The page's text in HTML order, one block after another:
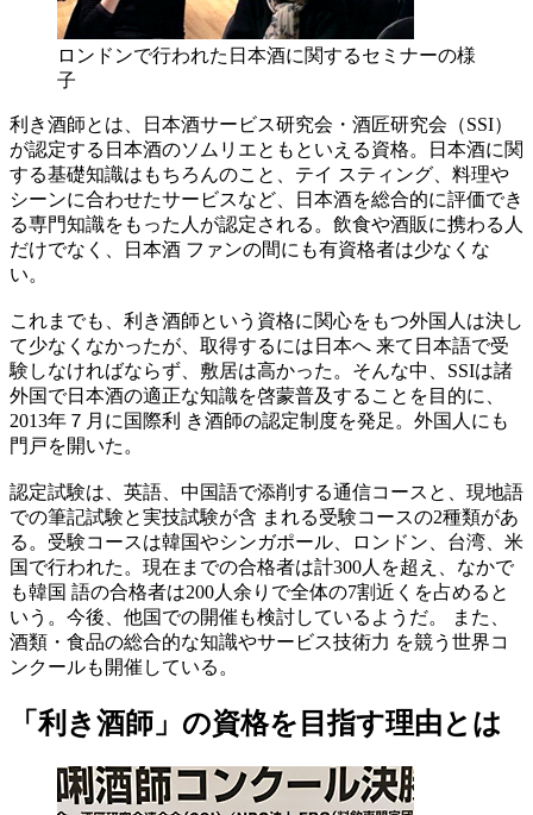
ロンドンで行われた日本酒に関するセミナーの様
子
利き酒師とは、日本酒サービス研究会・酒匠研究会（SSI）
が認定する日本酒のソムリエともといえる資格。日本酒に関
する基礎知識はもちろんのこと、テイ スティング、料理や
シーンに合わせたサービスなど、日本酒を総合的に評価でき
る専門知識をもった人が認定される。飲食や酒販に携わる人
だけでなく、日本酒 ファンの間にも有資格者は少なくな
い。
これまでも、利き酒師という資格に関心をもつ外国人は決し
て少なくなかったが、取得するには日本へ 来て日本語で受
験しなければならず、敷居は高かった。そんな中、SSIは諸
外国で日本酒の適正な知識を啓蒙普及することを目的に、
2013年７月に国際利 き酒師の認定制度を発足。外国人にも
門戸を開いた。
認定試験は、英語、中国語で添削する通信コースと、現地語
での筆記試験と実技試験が含 まれる受験コースの2種類があ
る。受験コースは韓国やシンガポール、ロンドン、台湾、米
国で行われた。現在までの合格者は計300人を超え、なかで
も韓国 語の合格者は200人余りで全体の7割近くを占めると
いう。今後、他国での開催も検討しているようだ。 また、
酒類・食品の総合的な知識やサービス技術力 を競う世界コ
ンクールも開催している。
「利き酒師」の資格を目指す理由とは